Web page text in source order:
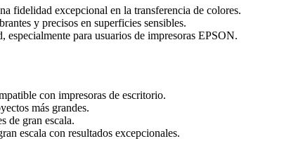
fidelidad excepcional en la transferencia de colores.
y precisos en superficies sensibles.
para usuarios de impresoras EPSON.
con impresoras de escritorio.
más grandes.
de gran escala.
escala con resultados excepcionales.